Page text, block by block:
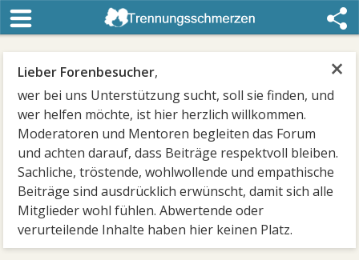
×
Lieber Forenbesucher,
wer bei uns Unterstützung sucht, soll sie finden, und
wer helfen möchte, ist hier herzlich willkommen.
Moderatoren und Mentoren begleiten das Forum
und achten darauf, dass Beiträge respektvoll bleiben.
Sachliche, tröstende, wohlwollende und empathische
Beiträge sind ausdrücklich erwünscht, damit sich alle
Mitglieder wohl fühlen. Abwertende oder
verurteilende Inhalte haben hier keinen Platz.